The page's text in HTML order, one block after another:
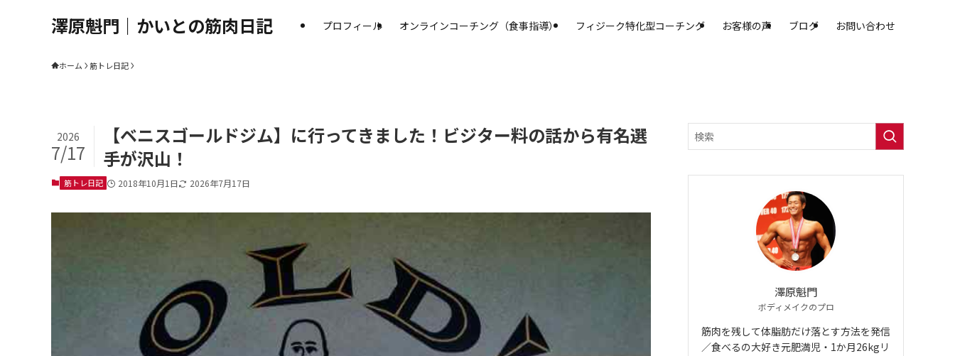
澤原魁門｜かいとの筋肉日記 プロフィール オンラインコーチング（食事指導） フィジーク特化型コーチング お客様の声 ブログ お問い合わせ
ホーム 筋トレ日記
【ベニスゴールドジム】に行ってきました！ビジター料の話から有名選
手が沢山！
2026
7/17
筋トレ日記 2018年10月1日 2026年7月17日
澤原魁門
ボディメイクのプロ
筋肉を残して体脂肪だけ落とす方法を発信
／食べるの大好き元肥満児・1か月26kgリ